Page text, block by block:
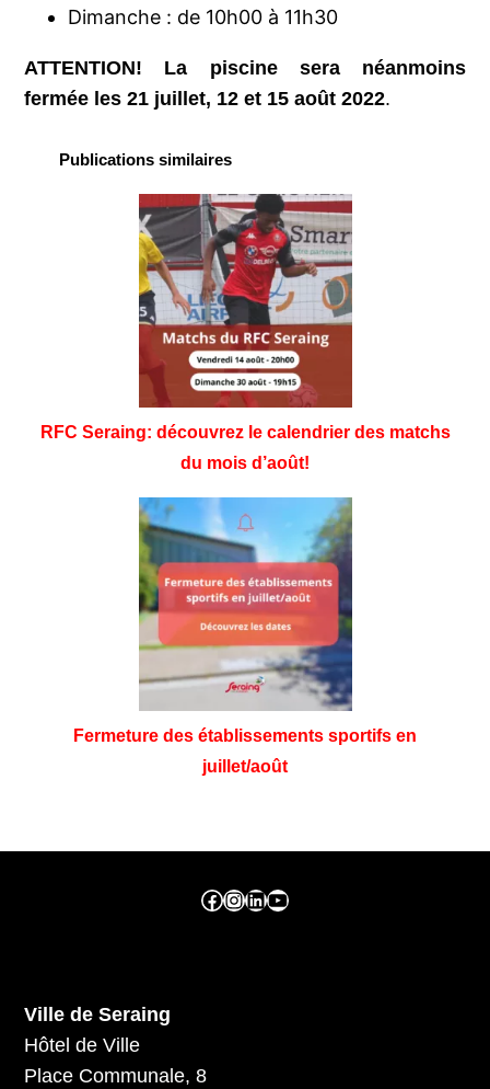
Dimanche : de 10h00 à 11h30
ATTENTION! La piscine sera néanmoins
fermée les 21 juillet, 12 et 15 août 2022.
Publications similaires
RFC Seraing: découvrez le calendrier des matchs
du mois d’août!
Fermeture des établissements sportifs en
juillet/août
Facebook ville de seraing Instragram ville de seraing linkedin – ville de seraing YouTube
Ville de Seraing
Hôtel de Ville
Place Communale, 8